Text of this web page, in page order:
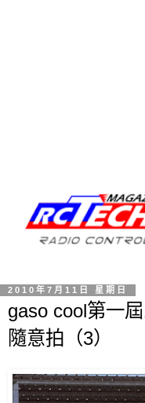
2010年7月11日 星期日
gaso cool第一
隨意拍（3）